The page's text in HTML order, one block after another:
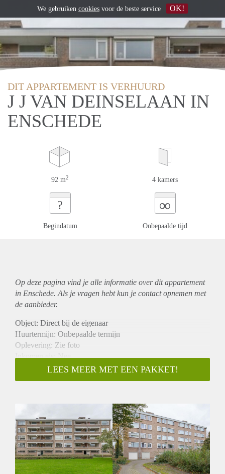
DIT APPARTEMENT IS VERHUURD
J J VAN DEINSELAAN IN
ENSCHEDE
92 m2 4 kamers
?
Begindatum
∞
Onbepaalde tijd
Op deze pagina vind je alle informatie over ditappartement
in Enschede. Als je vragen hebt kun je contact opnemen met
de aanbieder.
Object: Direct bij de eigenaar
Huurtermijn: Onbepaalde termijn
Oplevering: Zie foto
Inkomen eis: Nee
Garantiestelling mogelijk: Nee
Borg: 1 Maand
Huisdieren toegestaan: Afhankelijk van de Eigenaar
Huurtoeslag grens: Ja
Geschikt voor studenten: Afhankelijk van de Eigenaar
LEES MEER MET EEN PAKKET!
We gebruiken cookies voor de beste service OK!